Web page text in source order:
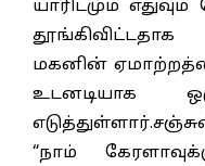
யாரிடமும்
மகனின்
உடனடியாக
“நாம்